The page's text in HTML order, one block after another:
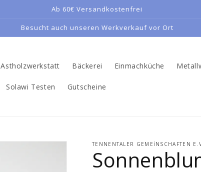
Ab 60€ Versandkostenfrei
Besucht auch unseren Werkverkauf vor Ort
Astholzwerkstatt Bäckerei Einmachküche
Solawi Testen Gutscheine
TENNENTALER GEMEINSCHAFTEN